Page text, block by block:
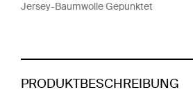
Jersey-Baumwolle Gepunktet
PRODUKTBESCHREIBUNG